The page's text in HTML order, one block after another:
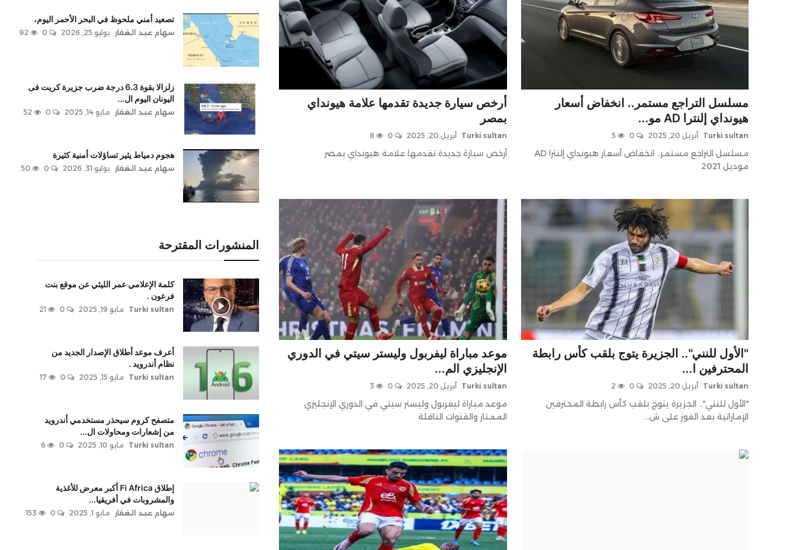
معارض ومؤتمرات
مسلسل التراجع مستمر.. انخفاض أسعار
هيونداي إلنترا AD مو...
Turki sultan أبريل 20, 2025
مسلسل التراجع مستمر.. انخفاض أسعار هيونداي إلنترا AD
موديل 2021
أرخص سيارة جديدة تقدمها علامة هيونداي
بمصر
Turki sultan أبريل 20, 2025
أرخص سيارة جديدة تقدمها علامة هيونداي بمصر
"الأول للنني".. الجزيرة يتوج بلقب كأس رابطة
المحترفين ا...
Turki sultan أبريل 20, 2025
"الأول للنني".. الجزيرة يتوج بلقب كأس رابطة المحترفين
الإماراتية بعد الفوز على ش...
موعد مباراة ليفربول وليستر سيتي في الدوري
الإنجليزي الم...
Turki sultan أبريل 20, 2025
موعد مباراة ليفربول وليستر سيتي في الدوري الإنجليزي
الممتاز والقنوات الناقلة
تصعيد أمني ملحوظ في البحر الأحمر اليوم،
سهام عبد الغفار يوليو 25, 2026 0
92
زلزالا بقوة 6.3 درجة ضرب جزيرة كريت فى
اليونان اليوم ال...
سهام عبد الغفار مايو 14, 2025 0
52
هجوم دمياط يثير تساؤلات أمنية كثيرة
سهام عبد الغفار يوليو 31, 2026 0
50
المنشورات المقترحة
كلمة الإعلامي عمر الليثي عن موقع بنت
فرعون .
Turki sultan مايو 19, 2025 0
21
أعرف موعد أطلاق الإصدار الجديد من
نظام أندرويد .
Turki sultan مايو 15, 2025 0
17
متصفح كروم سيحذر مستخدمي أندرويد
من إشعارات ومحاولات ال...
Turki sultan مايو 10, 2025 0
6
إطلاق Fi Africa أكبر معرض للأغذية
والمشروبات في أفريقيا...
سهام عبد الغفار مايو 1, 2025 0
153